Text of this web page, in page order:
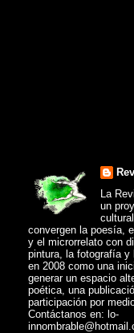
La
un
convergen la poesía,
y el microrrelato con
pintura, la fotografía y
en 2008 como una
generar un espacio
poética, una
participación por
Contáctanos en: lo-